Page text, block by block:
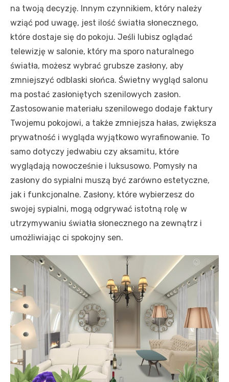
na twoją decyzję. Innym czynnikiem, który należy
wziąć pod uwagę, jest ilość światła słonecznego,
które dostaje się do pokoju. Jeśli lubisz oglądać
telewizję w salonie, który ma sporo naturalnego
światła, możesz wybrać grubsze zasłony, aby
zmniejszyć odblaski słońca. Świetny wygląd salonu
ma postać zasłoniętych szenilowych zasłon.
Zastosowanie materiału szenilowego dodaje faktury
Twojemu pokojowi, a także zmniejsza hałas, zwiększa
prywatność i wygląda wyjątkowo wyrafinowanie. To
samo dotyczy jedwabiu czy aksamitu, które
wyglądają nowocześnie i luksusowo. Pomysły na
zasłony do sypialni muszą być zarówno estetyczne,
jak i funkcjonalne. Zasłony, które wybierzesz do
swojej sypialni, mogą odgrywać istotną rolę w
utrzymywaniu światła słonecznego na zewnątrz i
umożliwiając ci spokojny sen.